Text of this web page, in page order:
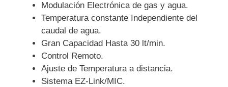
Modulación Electrónica de gas y agua.
Temperatura constante Independiente del
caudal de agua.
Gran Capacidad Hasta 30 lt/min.
Control Remoto.
Ajuste de Temperatura a distancia.
Sistema EZ-Link/MIC.